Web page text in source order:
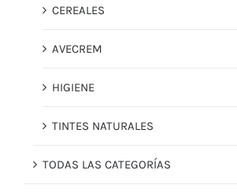
CEREALES
AVECREM
HIGIENE
TINTES NATURALES
TODAS LAS CATEGORÍAS